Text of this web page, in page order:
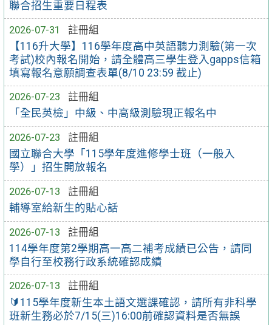
聯合招生重要日程表
2026-07-31
註冊組
【116升大學】116學年度高中英語聽力測驗(第一次
考試)校內報名開始，請全體高三學生登入gapps信箱
填寫報名意願調查表單(8/10 23:59 截止)
2026-07-23
註冊組
「全民英檢」中級、中高級測驗現正報名中
2026-07-23
註冊組
國立聯合大學「115學年度進修學士班（一般入
學）」招生開放報名
2026-07-13
註冊組
輔導室給新生的貼心話
2026-07-13
註冊組
114學年度第2學期高一高二補考成績已公告，請同
學自行至校務行政系統確認成績
2026-07-13
註冊組
🔰115學年度新生本土語文選課確認，請所有非科學
班新生務必於7/15(三)16:00前確認資料是否無誤